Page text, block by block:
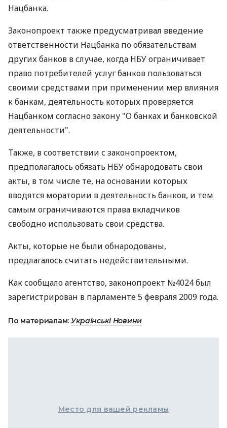
Нацбанка.
Законопроект также предусматривал введение
ответственности Нацбанка по обязательствам
других банков в случае, когда НБУ ограничивает
право потребителей услуг банков пользоваться
своими средствами при применении мер влияния
к банкам, деятельность которых проверяется
Нацбанком согласно закону "О банках и банковской
деятельности".
Также, в соответствии с законопроектом,
предполагалось обязать НБУ обнародовать свои
акты, в том числе те, на основании которых
вводятся моратории в деятельность банков, и тем
самым ограничиваются права вкладчиков
свободно использовать свои средства.
Акты, которые не были обнародованы,
предлагалось считать недействительными.
Как сообщало агентство, законопроект №4024 был
зарегистрирован в парламенте 5 февраля 2009 года.
По материалам: Українські Новини
Место для вашей рекламы